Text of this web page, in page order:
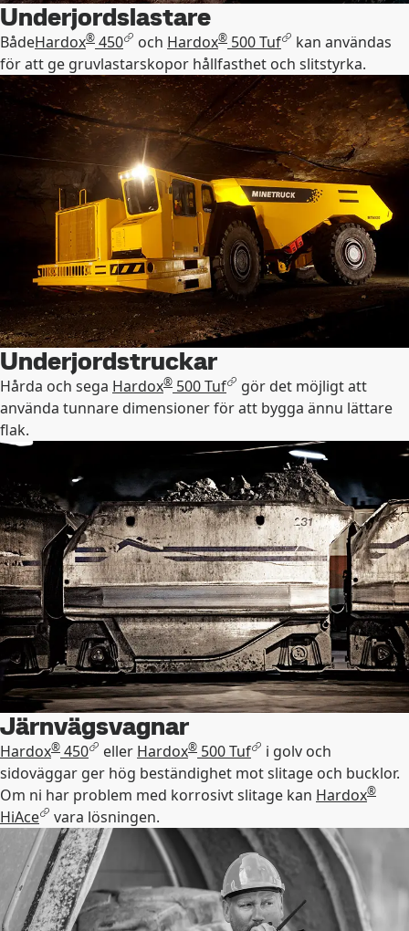
Underjordslastare
BådeHardox® 450 och Hardox® 500 Tuf
kan användas
för att ge gruvlastarskopor hållfasthet och slitstyrka.
Underjordstruckar
Hårda och sega Hardox® 500 Tuf
gör det möjligt att
använda tunnare dimensioner för att bygga ännu lättare
flak.
Järnvägsvagnar
Hardox® 450 eller Hardox® 500 Tuf
i golv och
sidoväggar ger hög beständighet mot slitage och bucklor.
Om ni har problem med korrosivt slitage kan Hardox®
HiAce vara lösningen.